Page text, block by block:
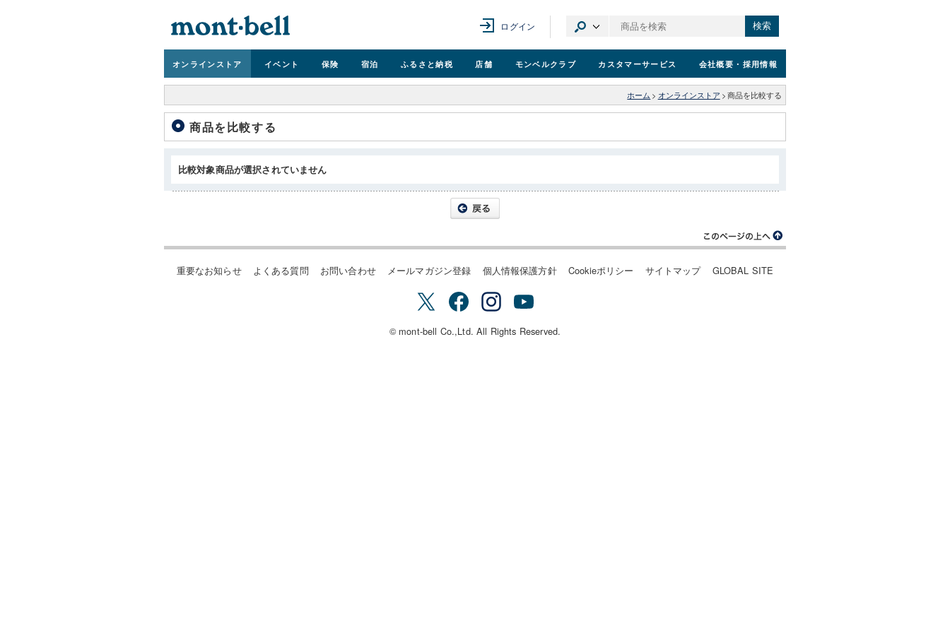
ログイン 検索
オンラインストア イベント 保険 宿泊 ふるさと納税 店舗 モンベルクラブ カスタマーサービス 会社概要 ・採用情報
ホーム > オンラインストア > 商品を比較する
商品を比較する
比較対象商品が選択されていません
重要なお知らせ よくある質問 お問い合わせ メールマガジン登録 個人情報保護方針 Cookieポリシー サイトマップ GLOBAL SITE
© mont-bell Co.,Ltd. All Rights Reserved.